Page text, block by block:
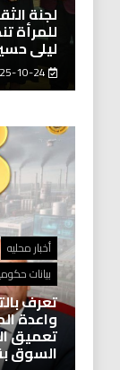
لجنة
للمرأة
ليلى
أخبار محليه
بيانات
واعدة
تعميق
السوق